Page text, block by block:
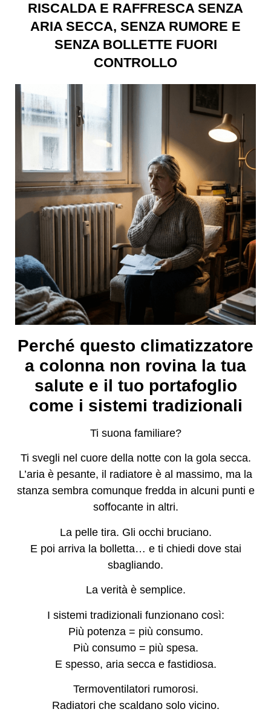
RISCALDA E RAFFRESCA SENZA
ARIA SECCA, SENZA RUMORE E
SENZA BOLLETTE FUORI
CONTROLLO
Perché questo climatizzatore
a colonna non rovina la tua
salute e il tuo portafoglio
come i sistemi tradizionali
Ti suona familiare?
Ti svegli nel cuore della notte con la gola secca.
L’aria è pesante, il radiatore è al massimo, ma la
stanza sembra comunque fredda in alcuni punti e
soffocante in altri.
La pelle tira. Gli occhi bruciano.
E poi arriva la bolletta… e ti chiedi dove stai
sbagliando.
La verità è semplice.
I sistemi tradizionali funzionano così:
Più potenza = più consumo.
Più consumo = più spesa.
E spesso, aria secca e fastidiosa.
Termoventilatori rumorosi.
Radiatori che scaldano solo vicino.